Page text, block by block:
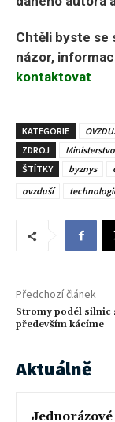
Chtěli byste se
názor,
kontaktovat
KATEGORIE
ZDROJ
ŠTÍTKY
byznys
ovzduší
Předchozí článek
Stromy podél silnic
především kácíme
Aktuálně